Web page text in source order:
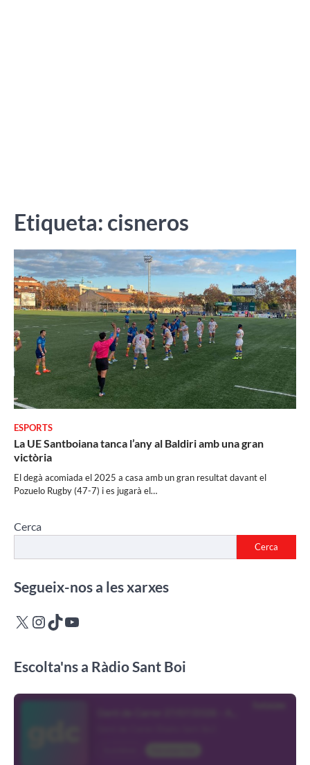
Etiqueta: cisneros
ESPORTS
La UE Santboiana tanca l’any al Baldiri amb una gran
victòria
El degà acomiada el 2025 a casa amb un gran resultat davant el
Pozuelo Rugby (47-7) i es jugarà el…
Cerca
Cerca
Segueix-nos a les xarxes
X Instagram
TikTokYouTube
Escolta'ns a Ràdio Sant Boi